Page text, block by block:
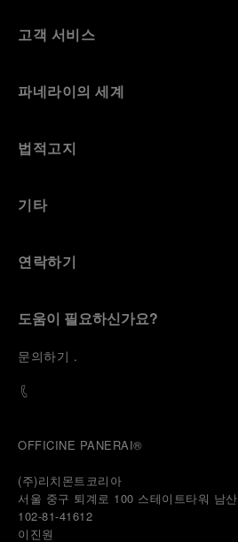
고객 서비스
파네라이의 세계
법적고지
기타
연락하기
도움이 필요하신가요?
문의하기 .
OFFICINE PANERAI®
(주)리치몬트코리아
서울 중구 퇴계로 100 스테이트타워 남산
102-81-41612
이진원